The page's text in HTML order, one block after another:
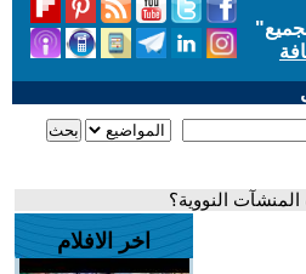
"
النووية؟
اخر الافلام